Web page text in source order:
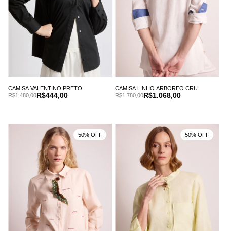
CAMISA VALENTINO PRETO
R$444,00
R$1.480,00
CAMISA LINHO ARBOREO CRU
R$1.068,00
R$1.780,00
50% OFF 50% OFF